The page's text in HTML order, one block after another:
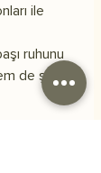
ile
ruhunu
de şık bir